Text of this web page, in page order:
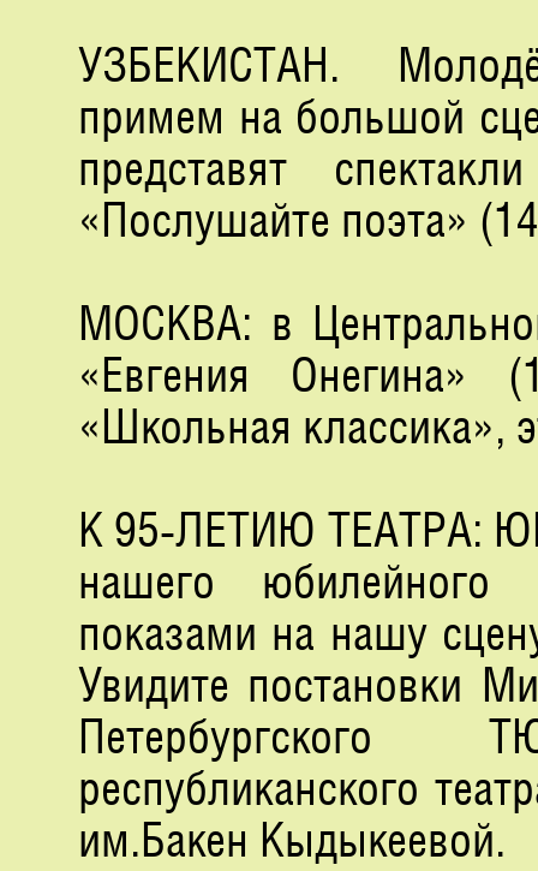
УЗБЕКИСТАН.
примем на большой
представят
«Послушайте поэта»
МОСКВА: в
«Евгения Онегина»
«Школьная классика»,
К 95-ЛЕТИЮ ТЕАТРА:
нашего
показами на нашу
Увидите постановки
республиканского
им.Бакен Кыдыкеевой.